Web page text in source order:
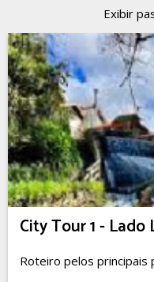
Exibir
City Tour 1 - Lado
Roteiro pelos principais